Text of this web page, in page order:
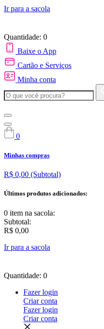
Ir para a sacola
Quantidade: 0
Baixe o App
Cartão e Serviços
Minha conta
0
Minhas compras
R$ 0,00 (Subtotal)
Últimos produtos adicionados:
0 item na sacola:
Subtotal:
R$ 0,00
Ir para a sacola
Quantidade: 0
Fazer login
Criar conta
Fazer login
Criar conta